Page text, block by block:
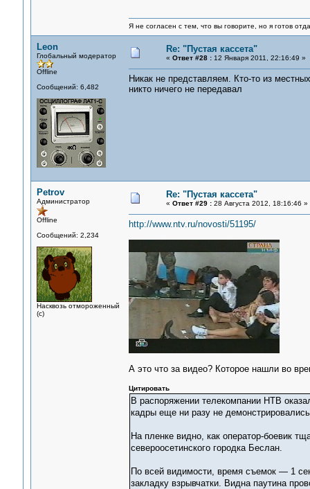
Я не согласен с тем, что вы говорите, но я готов
Leon
Глобальный модератор
Offline
Сообщений: 6,482
Re: "Пустая кассета"
« Ответ #28 :12 Января 2011, 22:16:49 »
Никак не представляем. Кто-то из
никто ничего не передавал
Petrov
Администратор
Offline
Сообщений: 2,234
Насквозь отмороженный
(с)
Re: "Пустая кассета"
« Ответ #29 :28 Августа 2012, 18:16:46 »
http://www.ntv.ru/novosti/51195/
А это что за видео? Которое нашли во
Цитировать
В распоряжении телекомпании НТВ
кадры еще ни разу не
На пленке видно, как оператор-боевик
североосетинского городка Беслан.
По всей видимости, время съемок — 1
закладку взрывчатки. Видна паутина